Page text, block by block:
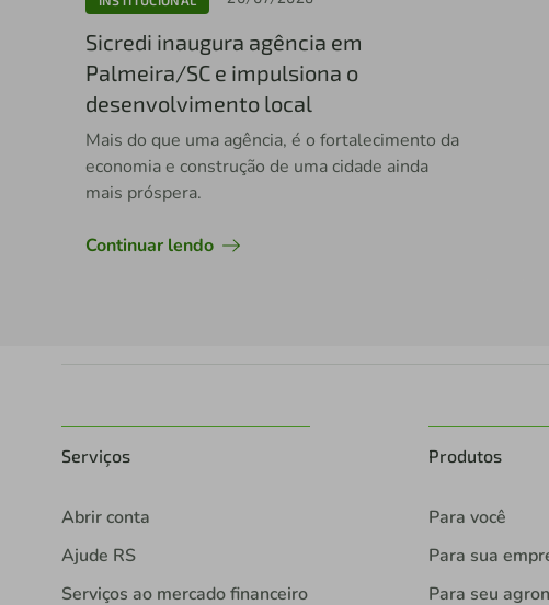
Sicredi inaugura agência em
Palmeira/SC e impulsiona o
desenvolvimento local
Mais do que uma agência, é o fortalecimento da
economia e construção de uma cidade ainda
mais próspera.
Continuar lendo
Serviços
Abrir conta
Ajude RS
Serviços ao mercado financeiro
Produtos
Para você
Para sua
Para seu